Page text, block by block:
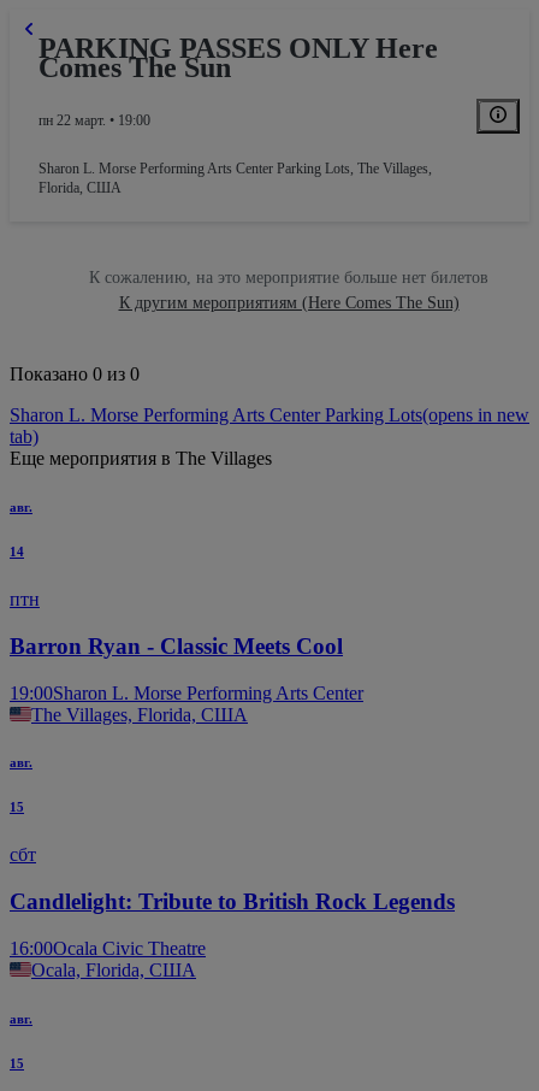
PARKING PASSES ONLY Here
Comes The Sun
пн 22 март. • 19:00
Sharon L. Morse Performing Arts Center Parking Lots, The Villages,
Florida, США
К сожалению, на это мероприятие больше нет билетов
К другим мероприятиям (Here Comes The Sun)
Показано 0 из 0
Sharon L. Morse Performing Arts Center Parking Lots(opens in new
tab)
Еще мероприятия в The Villages
авг.
14
птн
Barron Ryan - Classic Meets Cool
19:00Sharon L. Morse Performing Arts Center
The Villages, Florida, США
авг.
15
сбт
Candlelight: Tribute to British Rock Legends
16:00Ocala Civic Theatre
Ocala, Florida, США
авг.
15